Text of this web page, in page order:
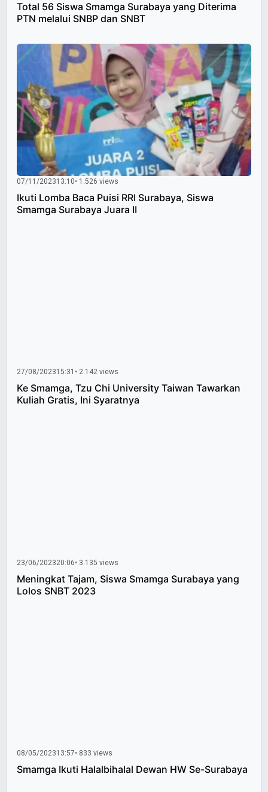
Total 56 Siswa Smamga Surabaya yang Diterima
PTN melalui SNBP dan SNBT
07/11/202313:10• 1.526 views
Ikuti Lomba Baca Puisi RRI Surabaya, Siswa
Smamga Surabaya Juara II
27/08/202315:31 • 2.142 views
Ke Smamga, Tzu Chi University Taiwan Tawarkan
Kuliah Gratis, Ini Syaratnya
23/06/202320:06• 3.135 views
Meningkat Tajam, Siswa Smamga Surabaya yang
Lolos SNBT 2023
08/05/202313:57• 833 views
Smamga Ikuti Halalbihalal Dewan HW Se-Surabaya